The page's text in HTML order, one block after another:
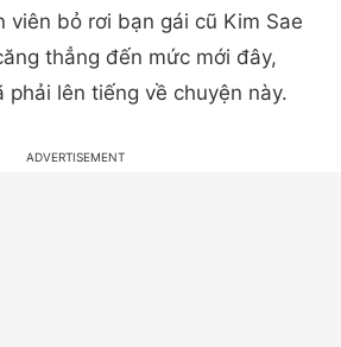
viên bỏ rơi bạn gái cũ Kim Sae
thẳng đến mức mới đây,
phải lên tiếng về chuyện này.